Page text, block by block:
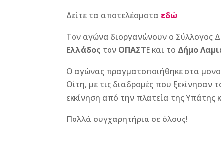
Δείτε τα αποτελέσματα εδώ
Τον αγώνα διοργανώνουν ο Σύλλογος
Ελλάδος τον ΟΠΑΣΤΕ και το Δήμο
Ο αγώνας πραγματοποιήθηκε στα
Οίτη, με τις διαδρομές που ξεκίνησαν
εκκίνηση από την πλατεία της Υπάτης
Πολλά συγχαρητήρια σε όλους!